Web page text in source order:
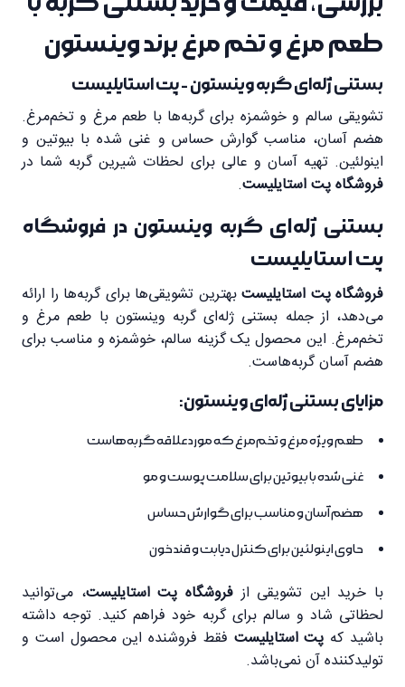
طعم مرغ و تخم مرغ برند وینستون
بستنی ژله‌ای گربه وینستون - پت استایلیست
تشویقی سالم و خوشمزه برای گربه‌ها با طعم مرغ و تخم‌مرغ.
هضم آسان، مناسب گوارش حساس و غنی شده با بیوتین و
اینولئین. تهیه آسان و عالی برای لحظات شیرین گربه شما در
فروشگاه پت استایلیست.
بستنی ژله‌ای گربه وینستون در فروشگاه
پت استایلیست
فروشگاه پت استایلیستبهترین تشویقی‌ها برای گربه‌ها را ارائه
می‌دهد، از جمله بستنی ژله‌ای گربه وینستون با طعم مرغ و
تخم‌مرغ. این محصول یک گزینه سالم، خوشمزه و مناسب برای
هضم آسان گربه‌هاست.
مزایای بستنی ژله‌ای وینستون:
طعم ویژه مرغ و تخم‌مرغ که مورد علاقه گربه‌هاست
غنی شده با بیوتین برای سلامت پوست و مو
هضم آسان و مناسب برای گوارش حساس
حاوی اینولئین برای کنترل دیابت و قند خون
با خرید این تشویقی ازفروشگاه پت استایلیست، می‌توانید
لحظاتی شاد و سالم برای گربه خود فراهم کنید. توجه داشته
باشید که پت استایلیست فقط فروشنده این محصول است و
تولیدکننده آن نمی‌باشد.